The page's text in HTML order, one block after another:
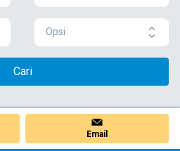
Opsi
Cari
Email